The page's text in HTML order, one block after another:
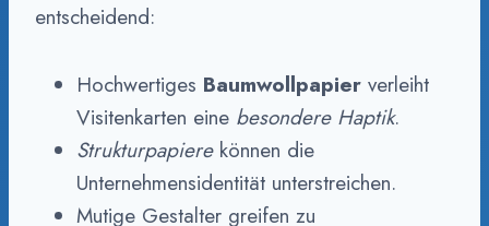
entscheidend:
Hochwertiges Baumwollpapier verleiht
Visitenkarten eine besondere Haptik.
Strukturpapierekönnen die
Unternehmensidentität unterstreichen.
Mutige Gestalter greifen zu